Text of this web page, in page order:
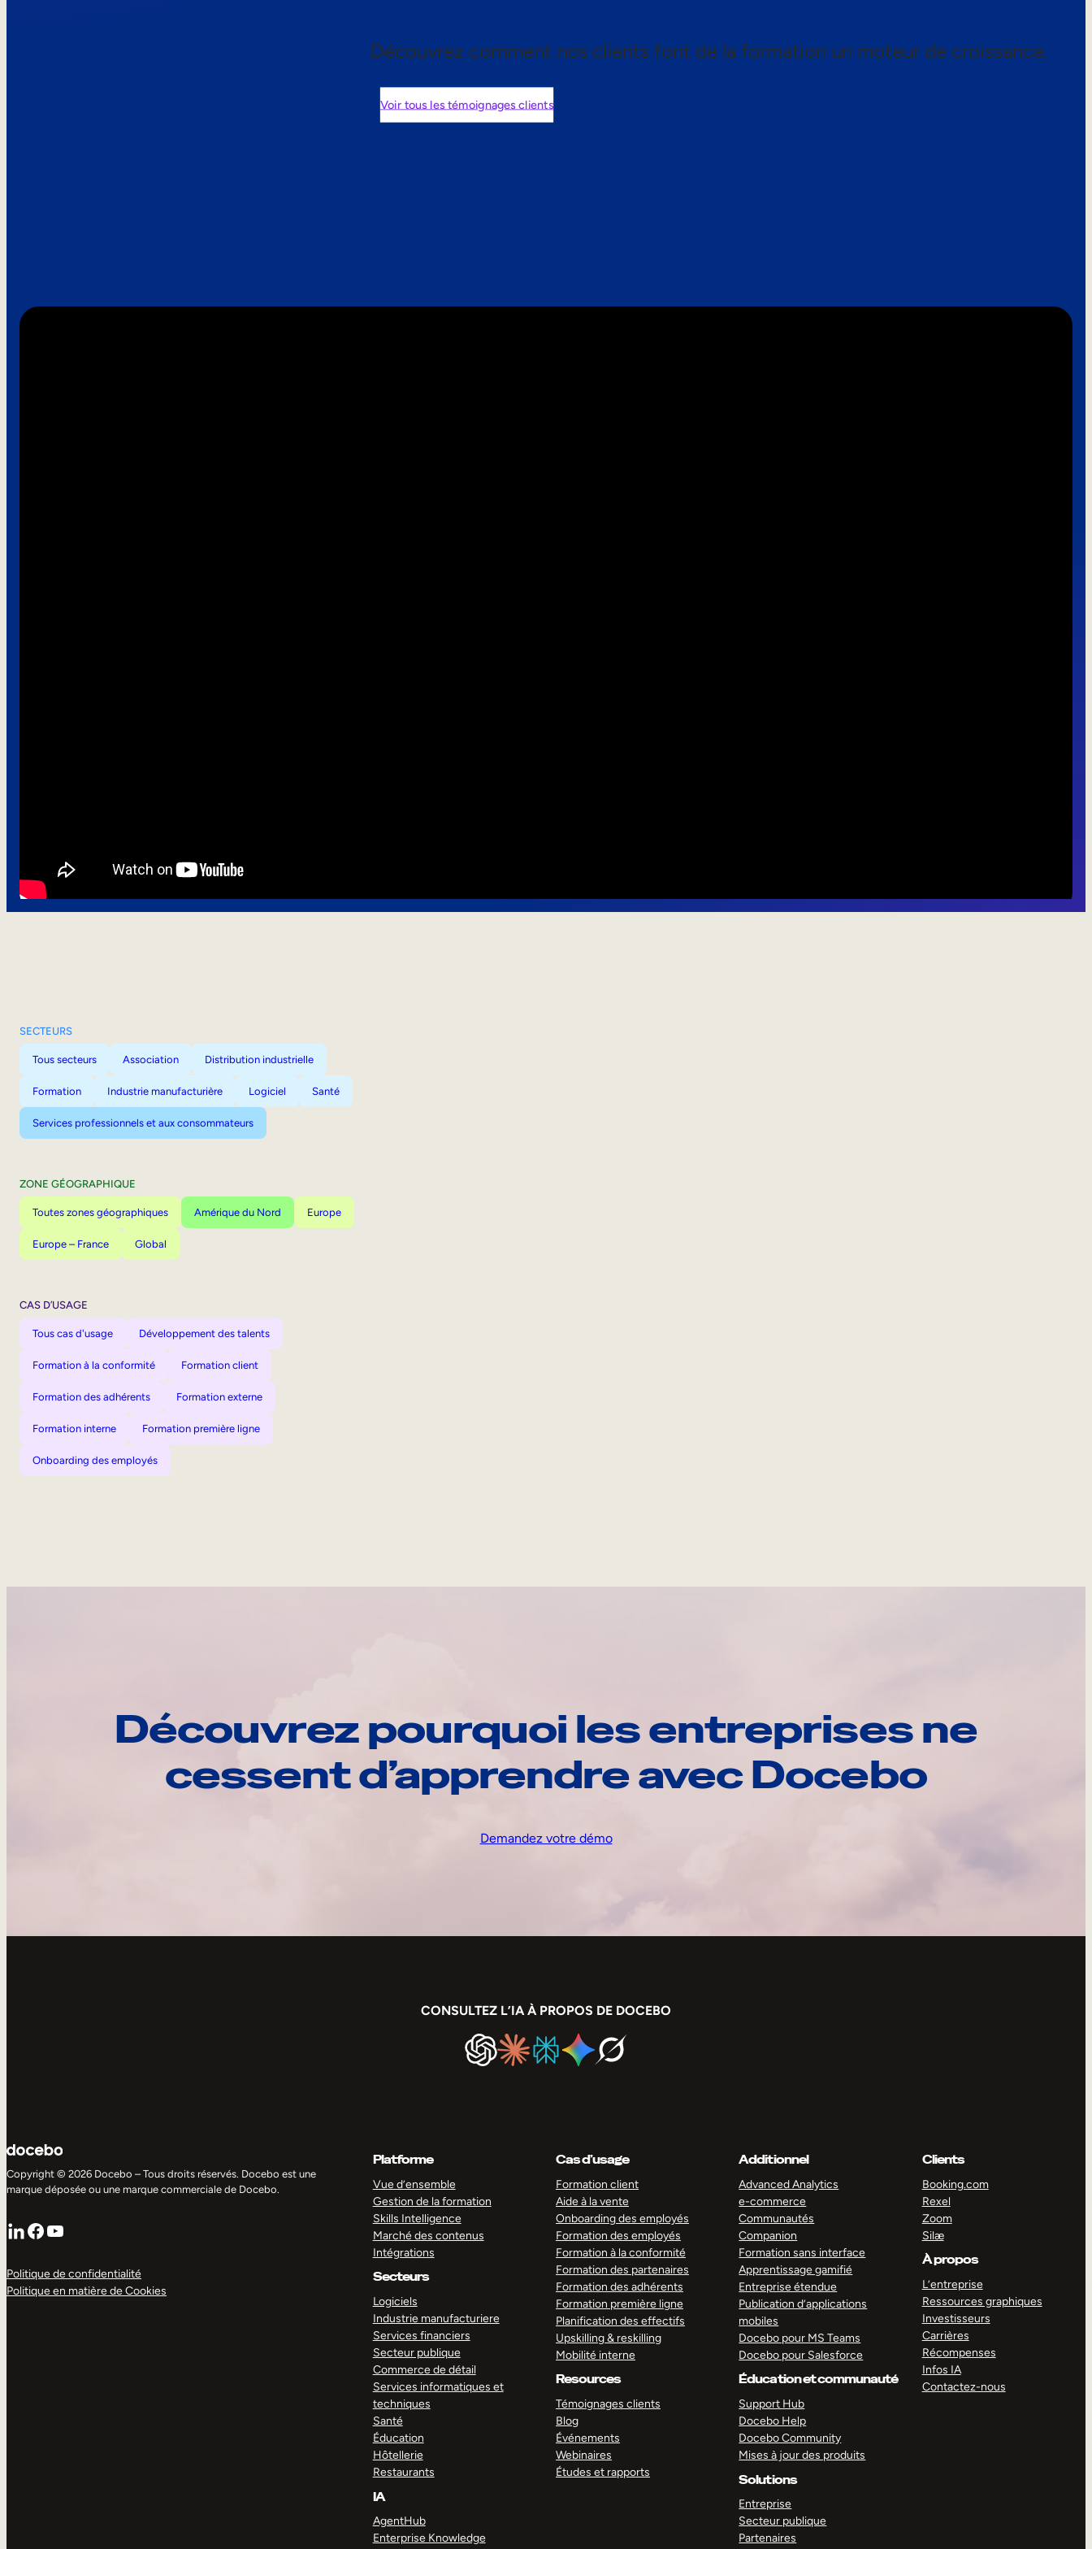
Découvrez comment nos clients font de la formation un moteur de croissance.
Voir tous les témoignages clients
SECTEURS
Tous secteurs Association Distribution industrielle
Formation Industrie manufacturière Logiciel Santé
Services professionnels et aux consommateurs
ZONE GÉOGRAPHIQUE
Toutes zones géographiques Amérique du Nord Europe
Europe – France Global
CAS D’USAGE
Tous cas d'usage Développement des talents
Formation à la conformité Formation client
Formation des adhérents Formation externe
Formation interne Formation première ligne
Onboarding des employés
Découvrez pourquoi les entreprises ne
cessent d’apprendre avec Docebo
Demandez votre démo
CONSULTEZ L’IA À PROPOS DE DOCEBO
Copyright © 2026 Docebo – Tous droits réservés. Docebo est une
marque déposée ou une marque commerciale de Docebo.
LinkedIn
Facebook
YouTube
Politique de confidentialité
Politique en matière de Cookies
Platforme
Vue d’ensemble
Gestion de la formation
Skills Intelligence
Marché des contenus
Intégrations
Secteurs
Logiciels
Industrie manufacturiere
Services financiers
Secteur publique
Commerce de détail
Services informatiques et
techniques
Santé
Éducation
Hôtellerie
Restaurants
IA
AgentHub
Enterprise Knowledge
Cas d’usage
Formation client
Aide à la vente
Onboarding des employés
Formation des employés
Formation à la conformité
Formation des partenaires
Formation des adhérents
Formation première ligne
Planification des effectifs
Upskilling & reskilling
Mobilité interne
Resources
Témoignages clients
Blog
Événements
Webinaires
Études et rapports
Additionnel
Advanced Analytics
e-commerce
Communautés
Companion
Formation sans interface
Apprentissage gamifié
Entreprise étendue
Publication d’applications
mobiles
Docebo pour MS Teams
Docebo pour Salesforce
Éducation et communauté
Support Hub
Docebo Help
Docebo Community
Mises à jour des produits
Solutions
Entreprise
Secteur publique
Partenaires
Clients
Booking.com
Rexel
Zoom
Silæ
À propos
L’entreprise
Ressources graphiques
Investisseurs
Carrières
Récompenses
Infos IA
Contactez-nous